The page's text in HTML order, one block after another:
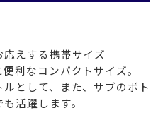
応えする携帯サイズ
利なコンパクトサイズ。
として、また、サブのボト
活躍します。